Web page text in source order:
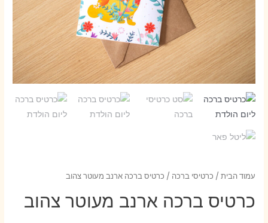
עמוד הבית / כרטיסי ברכה / כרטיס ברכה ארנב מעוטר צהוב
כרטיס ברכה ארנב מעוטר צהוב